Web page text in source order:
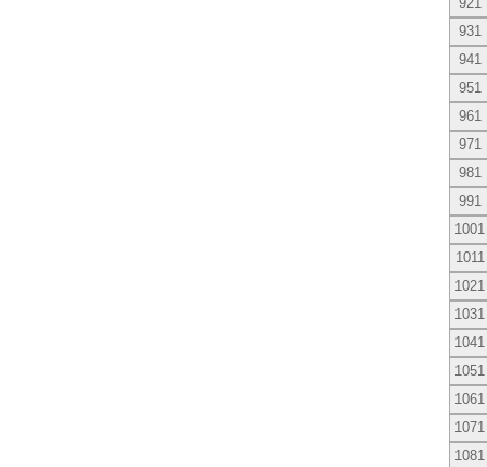
931
941
951
961
971
981
991
1001
1011
1021
1031
1041
1051
1061
1071
1081